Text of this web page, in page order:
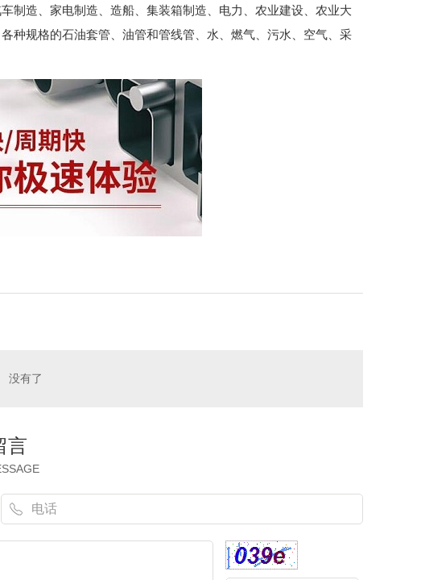
制造、家电制造、造船、集装箱制造、电力、农业建设、农业大
种规格的石油套管、油管和管线管、水、燃气、污水、空气、采
没有了
言